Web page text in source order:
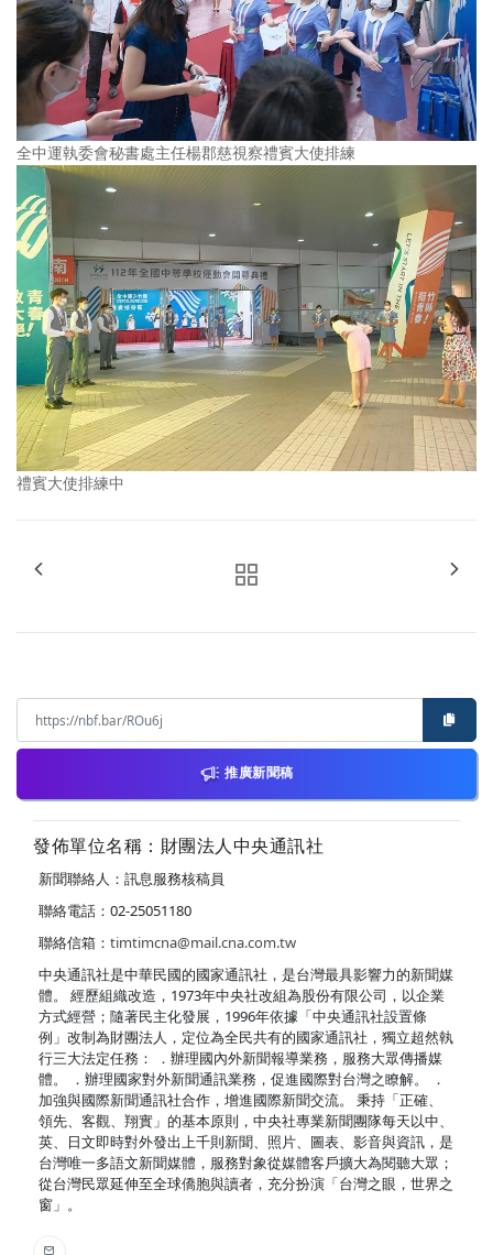
全中運執委會秘書處主任楊郡慈視察禮賓大使排練
禮賓大使排練中
推廣新聞稿
發佈單位名稱：財團法人中央通訊社
新聞聯絡人：訊息服務核稿員
聯絡電話：02-25051180
聯絡信箱： timtimcna@mail.cna.com.tw
中央通訊社是中華民國的國家通訊社，是台灣最具影響力的新聞媒
體。 經歷組織改造，1973年中央社改組為股份有限公司，以企業
方式經營；隨著民主化發展，1996年依據「中央通訊社設置條
例」改制為財團法人，定位為全民共有的國家通訊社，獨立超然執
行三大法定任務： ．辦理國內外新聞報導業務，服務大眾傳播媒
體。 ．辦理國家對外新聞通訊業務，促進國際對台灣之瞭解。 ．
加強與國際新聞通訊社合作，增進國際新聞交流。 秉持「正確、
領先、客觀、翔實」的基本原則，中央社專業新聞團隊每天以中、
英、日文即時對外發出上千則新聞、照片、圖表、影音與資訊，是
台灣唯一多語文新聞媒體，服務對象從媒體客戶擴大為閱聽大眾；
從台灣民眾延伸至全球僑胞與讀者，充分扮演「台灣之眼，世界之
窗」。